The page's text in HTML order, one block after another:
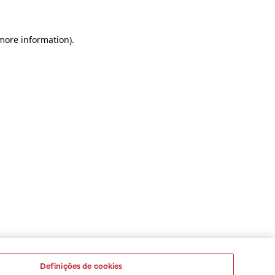
information).
Definições de cookies